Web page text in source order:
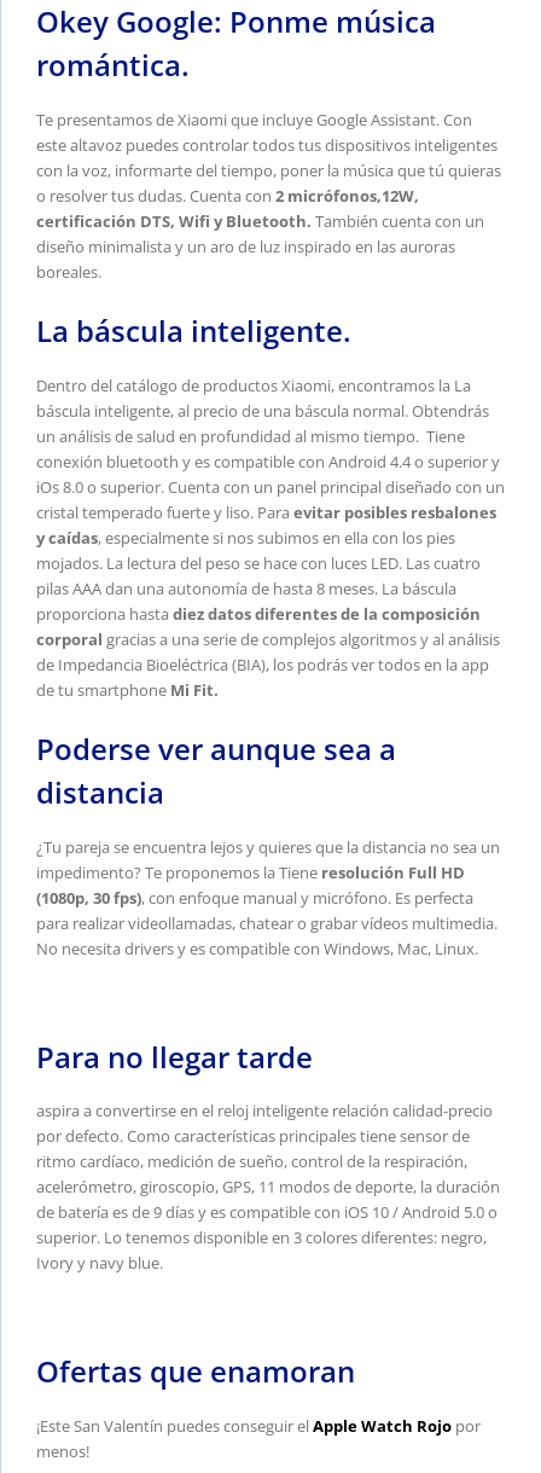
Okey Google: Ponme música
romántica.
Te presentamosde Xiaomi que incluye Google Assistant. Con
este altavoz puedes controlar todos tus dispositivos inteligentes
con la voz, informarte del tiempo, poner la música que tú quieras
o resolver tus dudas. Cuenta con 2 micrófonos,12W,
certificación DTS, Wifi y Bluetooth. También cuenta con un
diseño minimalista y un aro de luz inspirado en las auroras
boreales.
La báscula inteligente.
Dentro del catálogo de productos Xiaomi, encontramos la La
báscula inteligente, al precio de una báscula normal. Obtendrás
un análisis de salud en profundidad al mismo tiempo. Tiene
conexión bluetooth y es compatible con Android 4.4 o superior y
iOs 8.0 o superior. Cuenta con un panel principal diseñado con un
cristal temperado fuerte y liso. Para evitar posibles resbalones
y caídas, especialmente si nos subimos en ella con los pies
mojados. La lectura del peso se hace con luces LED. Las cuatro
pilas AAA dan una autonomía de hasta 8 meses. La báscula
proporciona hasta diez datos diferentes de la composición
corporal gracias a una serie de complejos algoritmos y al análisis
de Impedancia Bioeléctrica (BIA), los podrás ver todos en la app
de tu smartphone Mi Fit.
Poderse ver aunque sea a
distancia
¿Tu pareja se encuentra lejos y quieres que la distancia no sea un
impedimento? Te proponemos la Tiene resolución Full HD
(1080p, 30 fps), con enfoque manual y micrófono. Es perfecta
para realizar videollamadas, chatear o grabar vídeos multimedia.
No necesita drivers y es compatible con Windows, Mac, Linux.
Para no llegar tarde
aspira a convertirse en el reloj inteligente relación calidad-precio
por defecto. Como características principales tiene sensor de
ritmo cardíaco, medición de sueño, control de la respiración,
acelerómetro, giroscopio, GPS, 11 modos de deporte, la duración
de batería es de 9 días y es compatible con iOS 10 / Android 5.0 o
superior. Lo tenemos disponible en 3 colores diferentes: negro,
Ivory y navy blue.
Ofertas que enamoran
¡Este San Valentín puedes conseguir elApple Watch Rojo por
menos!